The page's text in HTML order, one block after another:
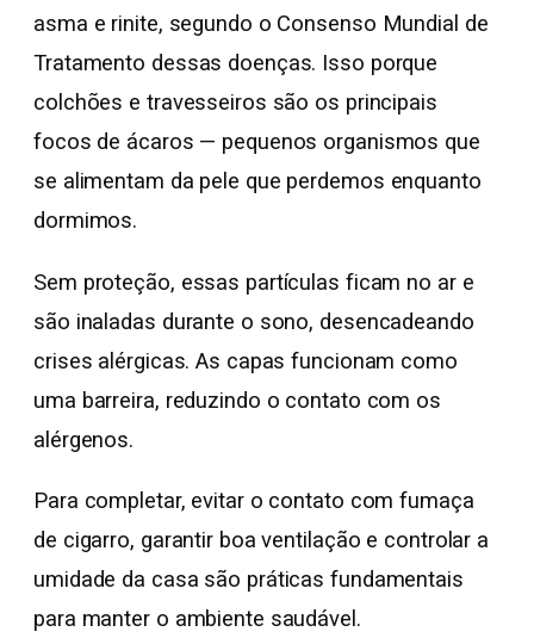
asma e rinite, segundo o Consenso Mundial de
Tratamento dessas doenças. Isso porque
colchões e travesseiros são os principais
focos de ácaros — pequenos organismos que
se alimentam da pele que perdemos enquanto
dormimos.
Sem proteção, essas partículas ficam no ar e
são inaladas durante o sono, desencadeando
crises alérgicas. As capas funcionam como
uma barreira, reduzindo o contato com os
alérgenos.
Para completar, evitar o contato com fumaça
de cigarro, garantir boa ventilação e controlar a
umidade da casa são práticas fundamentais
para manter o ambiente saudável.